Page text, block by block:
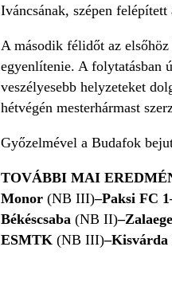
Iváncsának, szépen felépített
A második félidőt az
egyenlítenie. A folytatásban
veszélyesebb helyzeteket
hétvégén mesterhármast
Győzelmével a Budafok
TOVÁBBI MAI
Monor(NB III)–Paksi FC
Békéscsaba (NB II)
ESMTK (NB III)–Kisvárda